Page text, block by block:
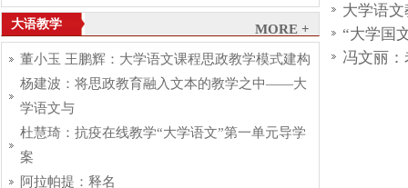
MORE +
大语教学
董小玉 王鹏辉：大学语文课程思政教学模式建构
杨建波：将思政教育融入文本的教学之中——大
学语文与
杜慧琦：抗疫在线教学“大学语文”第一单元导学
案
阿拉帕提：释名
大学语
“大学国
冯文丽